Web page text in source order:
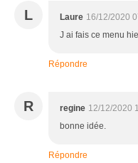
L Laure 16/12/2020
J ai fais ce menu
Répondre
R regine 12/12/2020
bonne idée.
Répondre